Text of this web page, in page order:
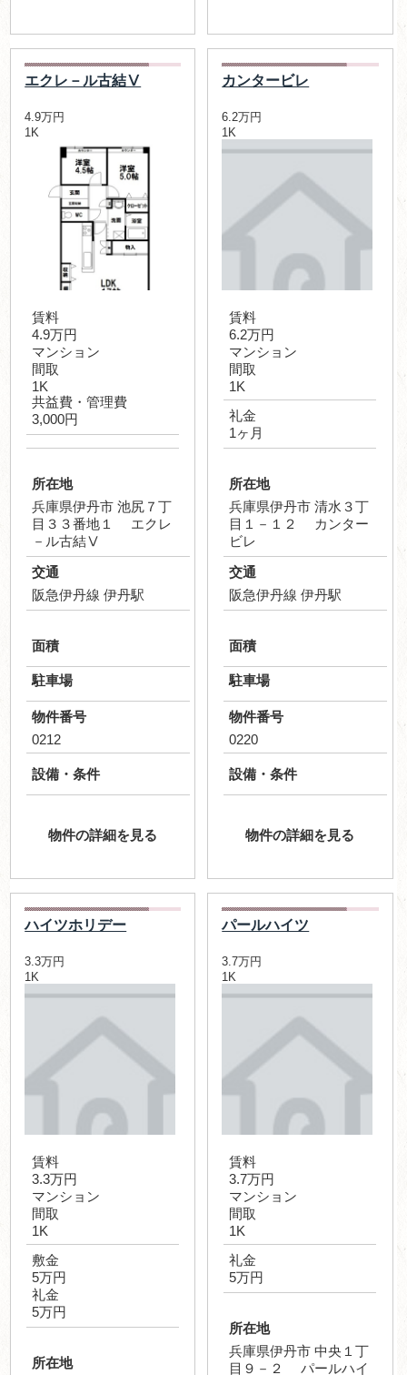
エクレ－ル古結Ⅴ
4.9万円
1K
賃料
4.9万円
マンション
間取
1K
共益費・管理費
3,000円
所在地
兵庫県伊丹市 池尻７丁
目３３番地１ エクレ
－ル古結Ⅴ
交通
阪急伊丹線 伊丹駅
面積
駐車場
物件番号
0212
設備・条件
物件の詳細を見る
カンタービレ
6.2万円
1K
賃料
6.2万円
マンション
間取
1K
礼金
1ヶ月
所在地
兵庫県伊丹市 清水３丁
目１－１２ カンター
ビレ
交通
阪急伊丹線 伊丹駅
面積
駐車場
物件番号
0220
設備・条件
物件の詳細を見る
ハイツホリデー
3.3万円
1K
賃料
3.3万円
マンション
間取
1K
敷金
5万円
礼金
5万円
所在地
パールハイツ
3.7万円
1K
賃料
3.7万円
マンション
間取
1K
礼金
5万円
所在地
兵庫県伊丹市 中央１丁
目９－２ パールハイ